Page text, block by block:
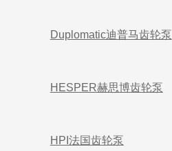
Duplomatic迪普马齿轮泵
HESPER赫思博齿轮泵
HPI法国齿轮泵